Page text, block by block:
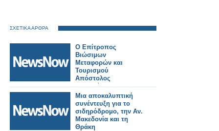
ΣΧΕΤΙΚΑ ΑΡΘΡΑ
Ο Επίτροπος
Βιώσιμων
Μεταφορών και
Τουρισμού
Απόστολος
Τζιτζικώστας σε
τριήμερη επίσκεψη
στη Θράκη για την
Ημέρα της Ευρώπης
2026.
Μια αποκαλυπτική
συνέντευξη για το
σιδηρόδρομο, την Αν.
Μακεδονία και τη
Θράκη